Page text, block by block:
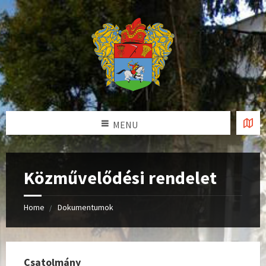
MENU
Közművelődési rendelet
Home Dokumentumok
Csatolmány